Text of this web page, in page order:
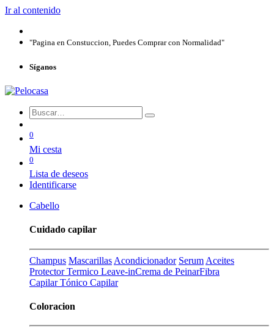
Ir al contenido
"Pagina en Constuccion, Puedes Comprar con Normalidad"
Síganos
0
Mi cesta
0
Lista de deseos
Identificarse
Cabello
Cuidado capilar
Champus Mascarillas Acondicionador Serum Aceites
Protector Termico Leave-inCrema de PeinarFibra
CapilarTónico Capilar
Coloracion